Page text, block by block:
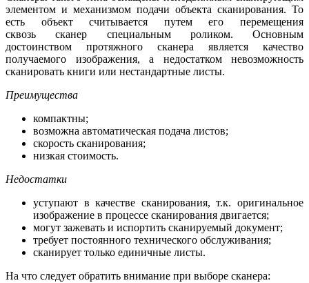
элементом и механизмом подачи объекта сканирования. То
есть объект считывается путем его перемещения
сквозь сканер специальным роликом. Основным
достоинством протяжного сканера является качество
получаемого изображения, а недостатком невозможность
сканировать книги или нестандартные листы.
Преимущества
компактны;
возможна автоматическая подача листов;
скорость сканирования;
низкая стоимость.
Недостатки
уступают в качестве сканирования, т.к. оригинальное
изображение в процессе сканирования двигается;
могут зажевать и испортить сканируемый документ;
требует постоянного технического обслуживания;
сканирует только единичные листы.
На что следует обратить внимание при выборе сканера: